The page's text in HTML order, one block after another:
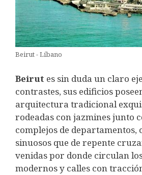
Beirut - Líbano
Beirut es sin duda un claro
contrastes, sus edificios
arquitectura tradicional
rodeadas con jazmines junto
complejos de departamentos,
sinuosos que de repente
venidas por donde circulan
modernos y calles con